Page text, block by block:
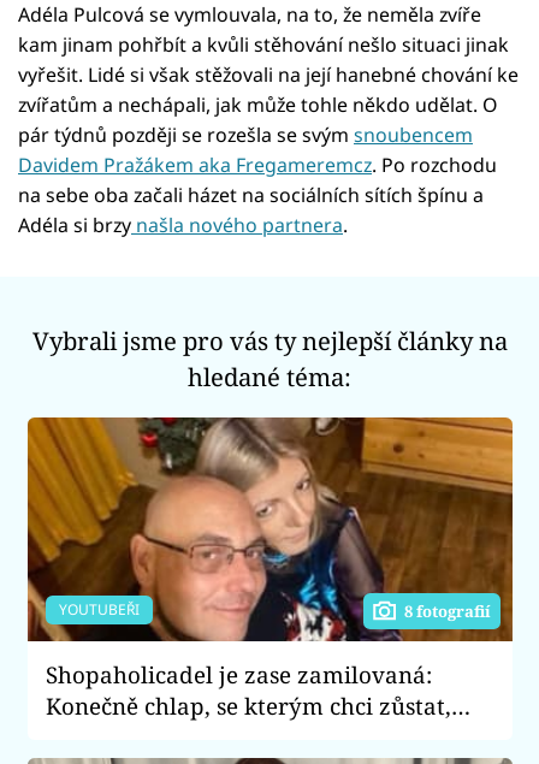
Adéla Pulcová se vymlouvala, na to, že neměla zvíře
kam jinam pohřbít a kvůli stěhování nešlo situaci jinak
vyřešit. Lidé si však stěžovali na její hanebné chování ke
zvířatům a nechápali, jak může tohle někdo udělat. O
pár týdnů později se rozešla se svým snoubencem
Davidem Pražákem aka Fregameremcz. Po rozchodu
na sebe oba začali házet na sociálních sítích špínu a
Adéla si brzy našla nového partnera.
Vybrali jsme pro vás ty nejlepší články na
hledané téma:
YOUTUBEŘI 8 fotografií
Shopaholicadel je zase zamilovaná:
Konečně chlap, se kterým chci zůstat,